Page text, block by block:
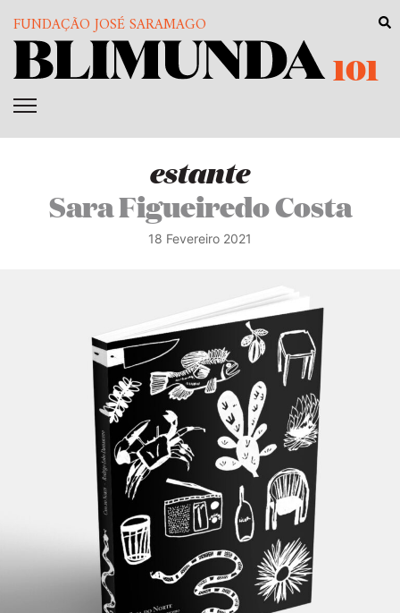
FUNDAÇÃO JOSÉ SARAMAGO
101
estante
Sara Figueiredo Costa
18 Fevereiro 2021